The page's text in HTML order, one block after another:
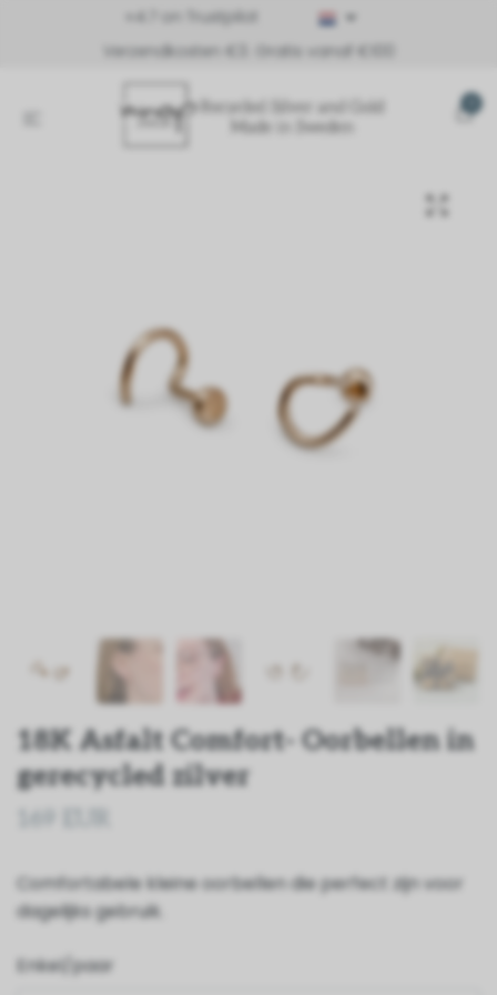
⭐4.7 on Trustpilot
Verzendkosten €3. Gratis vanaf €100
18K Asfalt Comfort- Oorbellen in
gerecycled zilver
169 EUR
Comfortabele kleine oorbellen die perfect zijn voor
dagelijks gebruik.
Enkel/paar